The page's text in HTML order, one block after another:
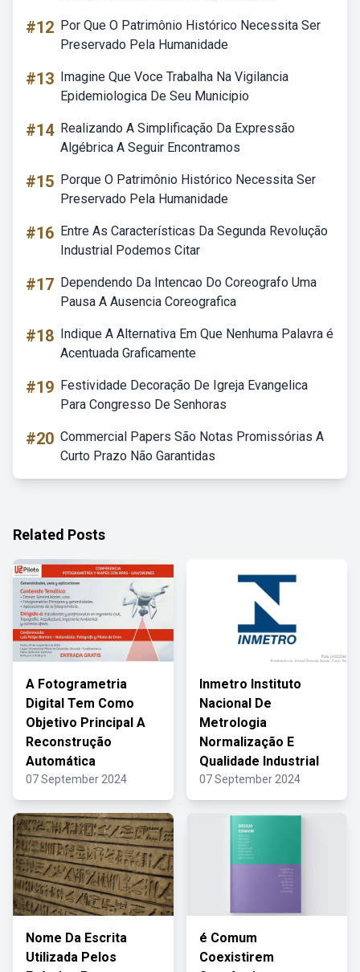
#12 Por Que O Patrimônio Histórico Necessita Ser
Preservado Pela Humanidade
#13 Imagine Que Voce Trabalha Na Vigilancia
Epidemiologica De Seu Municipio
#14 Realizando A Simplificação Da Expressão
Algébrica A Seguir Encontramos
#15 Porque O Patrimônio Histórico Necessita Ser
Preservado Pela Humanidade
#16 Entre As Características Da Segunda Revolução
Industrial Podemos Citar
#17 Dependendo Da Intencao Do Coreografo Uma
Pausa A Ausencia Coreografica
#18 Indique A Alternativa Em Que Nenhuma Palavra é
Acentuada Graficamente
#19 Festividade Decoração De Igreja Evangelica
Para Congresso De Senhoras
#20 Commercial Papers São Notas Promissórias A
Curto Prazo Não Garantidas
Related Posts
A Fotogrametria
Digital Tem Como
Objetivo Principal A
Reconstrução
Automática
07 September 2024
Inmetro Instituto
Nacional De
Metrologia
Normalização E
Qualidade Industrial
07 September 2024
Nome Da Escrita
Utilizada Pelos
é Comum
Coexistirem